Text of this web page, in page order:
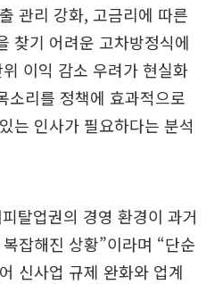
관리 강화, 고금리에 따른
찾기 어려운 고차방정식에
이익 감소 우려가 현실화
소리를 정책에 효과적으로
는 인사가 필요하다는 분석
탈업권의 경영 환경이 과거
잡해진 상황”이라며 “단순
신사업 규제 완화와 업계